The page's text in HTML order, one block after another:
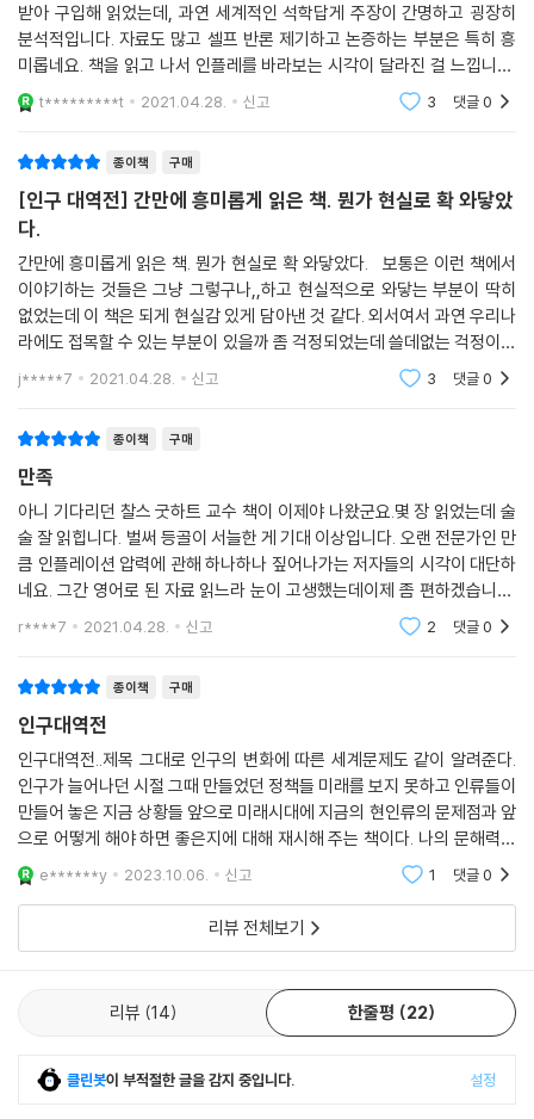
2020년에 이어 지금까지 코로나19 여파로 경기가 악화되자 너도나도 각
자도생을 꾀했다. 한국은 초저금리 기조에서 부동산이 폭등하자 내 집 마
련을 위한 대출이 급증하였고, 또한 개인투자자들의 유례없는 주식투자 붐
이 일면서 ‘빚투, 영끌’을 외치며 지난해 한국의 가계 빚은 사상 처음 1,700
이 가장 빨리 증가하는 나라로 꼽혔고, 국제통화기금(IMF)은 한국에 ‘인구
감소 및 노령화와 더불어 부채 부담이 폭발하지 않도록 경계’할 것을 경고
하였다. 장차 노령화와 관련된 의료비 및 기타 부채가 우려될 만한 수준이
라는 것이다.
이는 비단 한국만의 문제가 아니다. 코로나19 팬데믹이 전 세계를 덮치자
각국 정부는 유례없는 유동성을 공급하였다. IMF에 따르면 전 세계는 코로
나 대응으로 14조 달러에 가까운 정부 재정을 시장에 풀었다. 이에 전 세계
평균 국내총생산(GDP) 대비 정부 부채비율이 98%에 가깝게 치솟았다.
지금까지 정부와 중앙은행은 재정정책과 통화정책을 통해 물가를 관리해
결과, 지난 40년간의 물가 안정은 중앙은행의 통화정책 덕분인 것처럼 설
명되었다. 그러나 여기서 중앙은행과 재무장관들이 놓친 것이 있다면, 변
화하는 인구구조에 주의를 기울이지 않았다는 것이다. 단기적인 관점에서
인구변동의 추세를 예측하지 못한 중앙은행의 통화정책이 인구의 대역전
을 앞두고도 효과적일 수 있을 것인가?
찰스 굿하트와 마노즈 프라단은 인구변동으로 인한 인플레이션이 올 것이
라고 경고한다. 금융위기 때와는 상황이 다르다는 의견이 우세하지만, 코
사회 고령화로 공공 지출이 급속하게 증가할 텐데, 지출의 원천이 될 실질
소득의 증가율은 하락하고 있다. 그러나 이처럼 악화되는 상황은 최근 명
목금리가 하락하고 총부채원리금 상환비율이 일정하게 유지되면서 상쇄
되었다. 그러나 현재 정책을 기초로 한 영국 예산책임청과 미국 의회예산
처의 미래 부채비율 전망치는 아찔한 수준이다. 부채가 이미 너무 엄청난
규모로 불어났고, 중앙은행이 정책금리를 올릴 경우 금융 붕괴를 피하지
못할 지경이 된 것일까? 우리는 부채 함정에 빠진 것일까? 즉, 저금리와 자
본주의 구조로 인해 부채가 증가한 나머지 금리가 큰 폭 인상되지 못하게
되었고, 그 결과 부채가 더욱 증가하게 되는 것일까?(329쪽)
부양인구비가 늘어나면 노년층의 의료비와 재정 지출을 노동자로부터 거
둬들이는 것이 불가피해진다. 노년층은 은퇴 자금으로 늘어난 만큼의 수명
노동자들은 세율을 높이는 것을 두고만 보지는 않을 것이다. 노동 인구가
받아 구입해 읽었는데, 과연 세계적인 석학답게 주장이 간명하고 굉장히
분석적입니다. 자료도 많고 셀프 반론 제기하고 논증하는 부분은 특히 흥
미롭네요. 책을 읽고 나서 인플레를 바라보는 시각이 달라진 걸 느낍니다.
요즘 같은 때에 출간되어 반가운 책이고 저는 번역 좋았습니다. 꼭 읽어보
시길.
t*********t 2021.04.28. 신고 3 댓글0
종이책 구매
[인구 대역전] 간만에 흥미롭게 읽은 책. 뭔가 현실로 확 와닿았
다.
간만에 흥미롭게 읽은 책. 뭔가 현실로 확 와닿았다. 보통은 이런 책에서
이야기하는 것들은 그냥 그렇구나,,하고 현실적으로 와닿는 부분이 딱히
없었는데 이 책은 되게 현실감 있게 담아낸 것 같다. 외서여서 과연 우리나
라에도 접목할 수 있는 부분이 있을까 좀 걱정되었는데 쓸데없는 걱정이었
다. 그리고 평소 잘 안 읽던 분야이다보니까 많이 어려우려나,,하고 어려
우면 읽
j*****7 2021.04.28. 신고 3 댓글0
종이책 구매
만족
아니 기다리던 찰스 굿하트 교수 책이 이제야 나왔군요.몇 장 읽었는데 술
술 잘 읽힙니다. 벌써 등골이 서늘한 게 기대 이상입니다. 오랜 전문가인 만
큼 인플레이션 압력에 관해 하나하나 짚어나가는 저자들의 시각이 대단하
네요. 그간 영어로 된 자료 읽느라 눈이 고생했는데이제 좀 편하겠습니다.
아직 우리 사회에서는 많은 논의가 없었지만,앞으로 관련 이슈가 궁금한
r****7 2021.04.28. 신고 2 댓글0
종이책 구매
인구대역전
인구대역전..제목 그대로 인구의 변화에 따른 세계문제도 같이 알려준다.
인구가 늘어나던 시절 그때 만들었던 정책들 미래를 보지 못하고 인류들이
만들어 놓은 지금 상황들 앞으로 미래시대에 지금의 현인류의 문제점과 앞
으로 어떻게 해야 하면 좋은지에 대해 재시해 주는 책이다. 나의 문해력이
부족한건지 어려운 책이었다. 그래도 세계 여러나라들의 인구와 문제점
정책등이
e******y 2023.10.06. 신고 1 댓글0
리뷰 전체보기
리뷰 14 한줄평 22
클린봇이 부적절한 글을 감지 중입니다. 설정